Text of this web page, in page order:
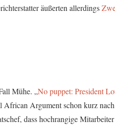
äußerten allerdings
Mühe. „No puppet: President
African Argument schon kurz
dass hochrangige